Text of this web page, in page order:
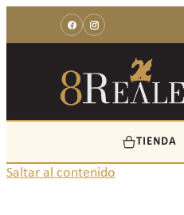
TIENDA
Saltar al contenido